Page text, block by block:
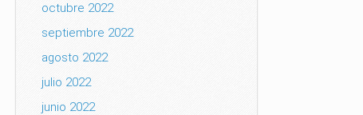
octubre 2022
septiembre 2022
agosto 2022
julio 2022
junio 2022